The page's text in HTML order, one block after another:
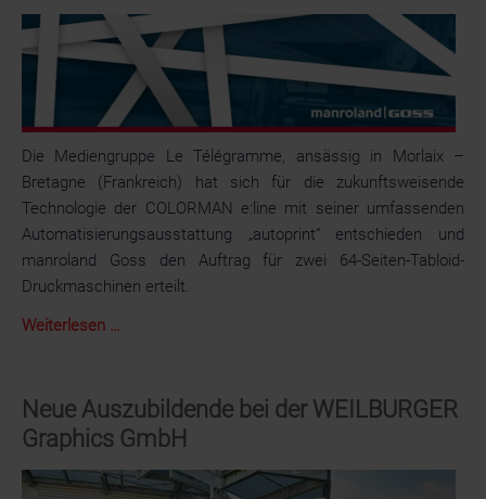
und
Logistik
unvermeidbar
Die Mediengruppe Le Télégramme, ansässig in Morlaix –
Bretagne (Frankreich) hat sich für die zukunftsweisende
Technologie der COLORMAN e:line mit seiner umfassenden
Automatisierungsausstattung „autoprint“ entschieden und
manroland Goss den Auftrag für zwei 64-Seiten-Tabloid-
Druckmaschinen erteilt.
Weiterlesen …
in
neueste
e:line
Neue Auszubildende bei der WEILBURGER
Graphics GmbH